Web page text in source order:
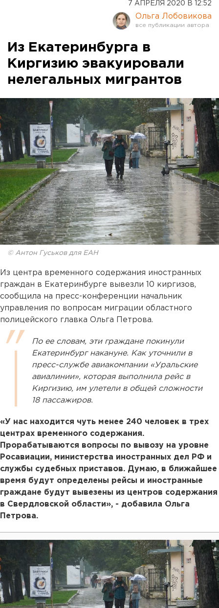
7 АПРЕЛЯ 2020 В 12:52
Ольга Лобовикова
Из Екатеринбурга в
Киргизию эвакуировали
нелегальных мигрантов
© Антон Гуськов для ЕАН
Из центра временного содержания иностранных
граждан в Екатеринбурге вывезли 10 киргизов,
сообщила на пресс-конференции начальник
управления по вопросам миграции областного
полицейского главка Ольга Петрова.
По ее словам, эти граждане покинули
Екатеринбург накануне. Как уточнили в
пресс-службе авиакомпании «Уральские
авиалинии», которая выполнила рейс в
Киргизию, им улетели в общей сложности
18 пассажиров.
«У нас находится чуть менее 240 человек в трех
центрах временного содержания.
Прорабатываются вопросы по вывозу на уровне
Росавиации, министерства иностранных дел РФ и
службы судебных приставов. Думаю, в ближайшее
время будут определены рейсы и иностранные
граждане будут вывезены из центров содержания
в Свердловской области», - добавила Ольга
Петрова.